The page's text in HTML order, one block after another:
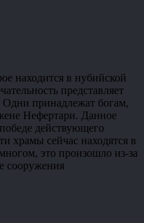
находится в нубийской
представляет
Одни принадлежат богам,
Нефертари. Данное
действующего
храмы сейчас находятся в
это произошло из-за
сооружения